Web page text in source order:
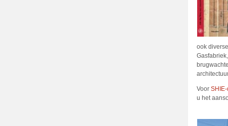
ook
Voor
u het